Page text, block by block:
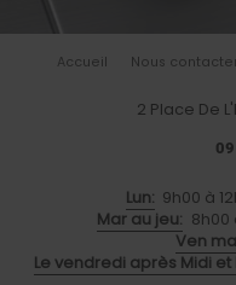
2 Place De
Lun: 9h00 à
Mar au jeu: 8h00
Ven
Le vendredi après Midi
Accueil Nous contacter